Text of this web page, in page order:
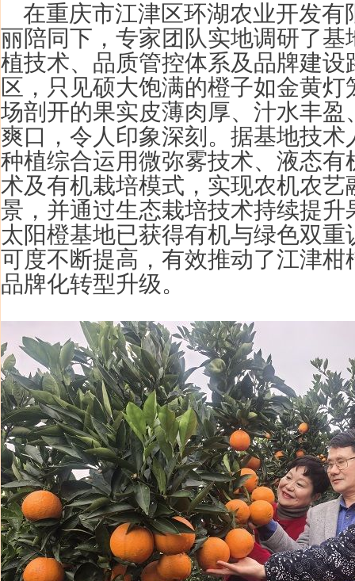
在重庆市江津区环湖农业开发有
丽陪同下，专家团队实地调研了基
植技术、品质管控体系及品牌建设
区，只见硕大饱满的橙子如金黄
场剖开的果实皮薄肉厚、汁水丰盈
爽口，令人印象深刻。据基地技术
种植综合运用微弥雾技术、液态有
术及有机栽培模式，实现农机农艺
景，并通过生态栽培技术持续提升
太阳橙基地已获得有机与绿色双重
可度不断提高，有效推动了江津柑
品牌化转型升级。